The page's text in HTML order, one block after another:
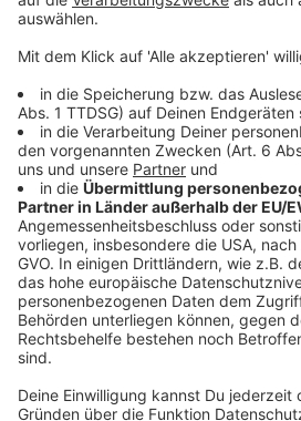
Wetterkonstellationengefüttert
eine Vorhersage. Eine ähnliche
auch in der Klimaforschung
Ansatz und somit die Möglichkeit
Anzeige
Attributionsforschung im
Anzeige
Außerdem möchte man mehr über
herausfinden - hätte es diese